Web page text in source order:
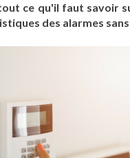
ce qu'il faut savoir
des alarmes